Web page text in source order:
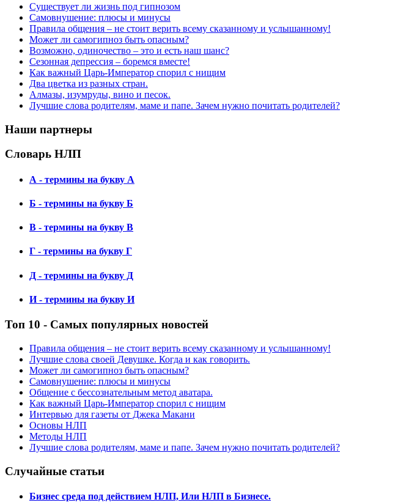
Существует ли жизнь под гипнозом
Самовнушение: плюсы и минусы
Правила общения – не стоит верить всему сказанному и услышанному!
Может ли самогипноз быть опасным?
Возможно, одиночество – это и есть наш шанс?
Сезонная депрессия – боремся вместе!
Как важный Царь-Император спорил с нищим
Два цветка из разных стран.
Алмазы, изумруды, вино и песок.
Лучшие слова родителям, маме и папе. Зачем нужно почитать родителей?
Наши партнеры
Словарь НЛП
А - термины на букву А
Б - термины на букву Б
В - термины на букву В
Г - термины на букву Г
Д - термины на букву Д
И - термины на букву И
Топ 10 - Самых популярных новостей
Правила общения – не стоит верить всему сказанному и услышанному!
Лучшие слова своей Девушке. Когда и как говорить.
Может ли самогипноз быть опасным?
Самовнушение: плюсы и минусы
Общение с бессознательным метод аватара.
Как важный Царь-Император спорил с нищим
Интервью для газеты от Джека Макани
Основы НЛП
Методы НЛП
Лучшие слова родителям, маме и папе. Зачем нужно почитать родителей?
Случайные статьи
Бизнес среда под действием НЛП, Или НЛП в Бизнесе.